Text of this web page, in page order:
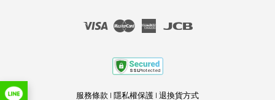
Visa Master
American
服務條款 | 隱私權保護 | 退換貨方式